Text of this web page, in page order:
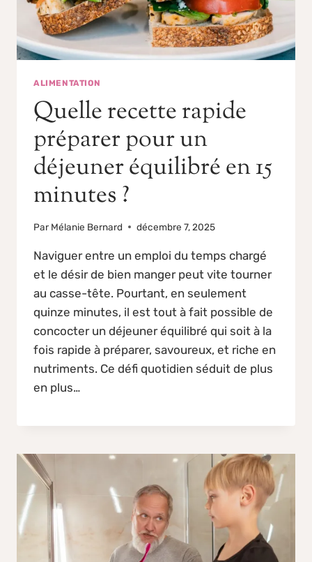
ALIMENTATION
Quelle recette rapide
préparer pour un
déjeuner équilibré en 15
minutes ?
Par Mélanie Bernard décembre 7, 2025
Naviguer entre un emploi du temps chargé
et le désir de bien manger peut vite tourner
au casse-tête. Pourtant, en seulement
quinze minutes, il est tout à fait possible de
concocter un déjeuner équilibré qui soit à la
fois rapide à préparer, savoureux, et riche en
nutriments. Ce défi quotidien séduit de plus
en plus…